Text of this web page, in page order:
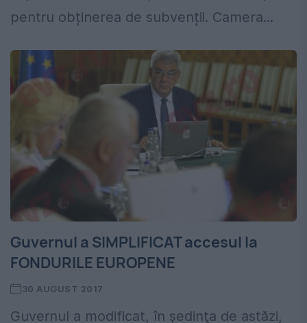
pentru obținerea de subvenții. Camera...
Guvernul a SIMPLIFICAT accesul la
FONDURILE EUROPENE
30 AUGUST 2017
Guvernul a modificat, în şedinţa de astăzi,